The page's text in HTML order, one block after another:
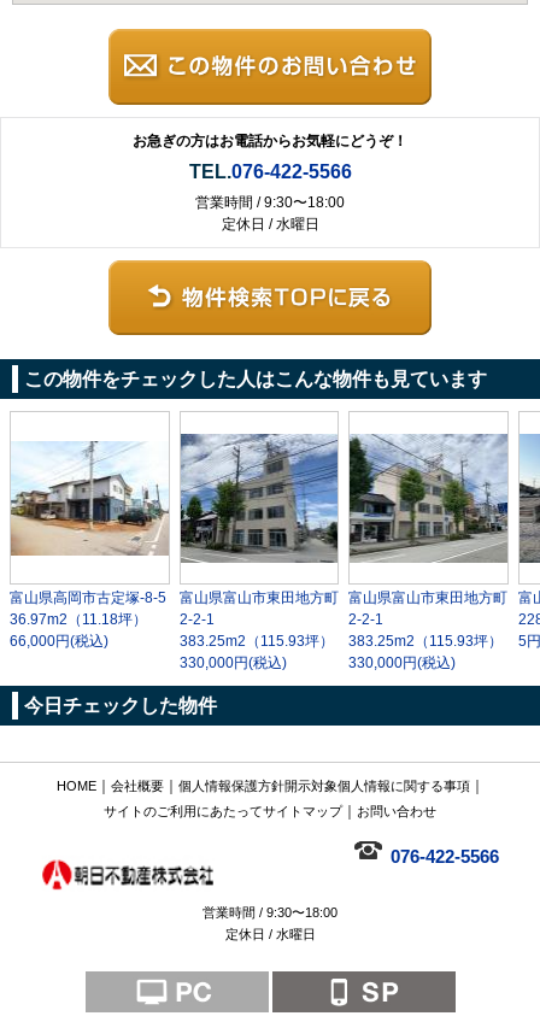
お急ぎの方はお電話からお気軽にどうぞ！
TEL.076-422-5566
営業時間 / 9:30〜18:00
定休日 / 水曜日
この物件をチェックした人はこんな物件も見ています
富山県高岡市古定塚-8-5
36.97m2 （11.18坪）
66,000円(税込)
富山県富山市東田地方町
2-2-1
383.25m2 （115.93坪）
330,000円(税込)
富山県富山市東田地方町
2-2-1
383.25m2 （115.93坪）
330,000円(税込)
富
5
今日チェックした物件
HOME｜ 会社概要｜ 個人情報保護方針開示対象個人情報に関する事項｜
サイトのご利用にあたってサイトマップ｜ お問い合わせ
076-422-5566
営業時間 / 9:30〜18:00
定休日 / 水曜日